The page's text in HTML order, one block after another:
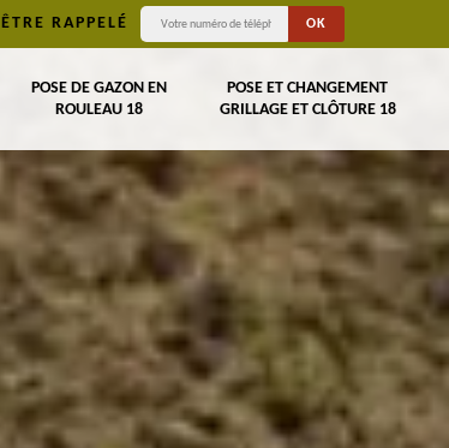
ÊTRE RAPPELÉ
POSE DE GAZON EN
ROULEAU 18
POSE ET CHANGEMENT
GRILLAGE ET CLÔTURE 18